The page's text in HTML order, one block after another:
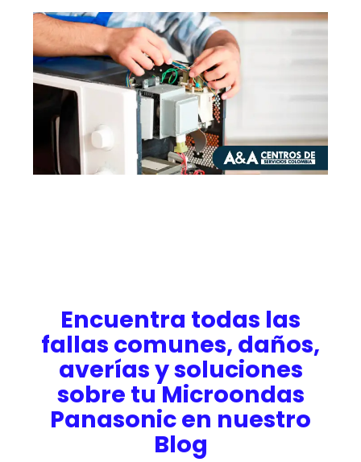
Encuentra todas las
fallas comunes, daños,
averías y soluciones
sobre tu Microondas
Panasonic en nuestro
Blog